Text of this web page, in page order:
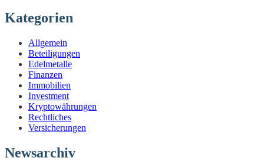
Kategorien
Allgemein
Beteiligungen
Edelmetalle
Finanzen
Immobilien
Investment
Kryptowährungen
Rechtliches
Versicherungen
Newsarchiv